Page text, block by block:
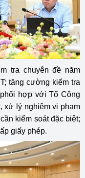
tra chuyên đề năm
tăng cường kiểm tra
hợp với Tổ Công
xử lý nghiêm vi phạm
kiểm soát đặc biệt;
giấy phép.